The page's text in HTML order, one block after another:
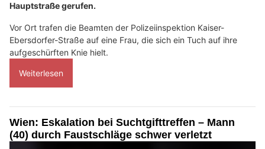
Hauptstraße gerufen.
Vor Ort trafen die Beamten der Polizeiinspektion Kaiser-
Ebersdorfer-Straße auf eine Frau, die sich ein Tuch auf ihre
aufgeschürften Knie hielt.
Weiterlesen
Wien: Eskalation bei Suchtgifttreffen – Mann
(40) durch Faustschläge schwer verletzt